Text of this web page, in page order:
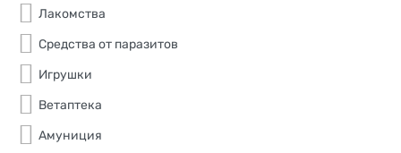
Лакомства
Средства от паразитов
Игрушки
Ветаптека
Амуниция